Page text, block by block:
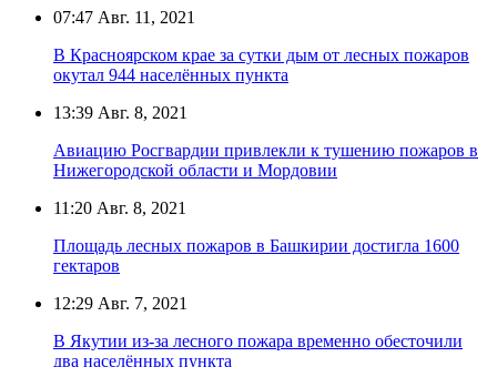
07:47 Авг. 11, 2021
В Красноярском крае за сутки дым от лесных пожаров
окутал 944 населённых пункта
13:39 Авг. 8, 2021
Авиацию Росгвардии привлекли к тушению пожаров в
Нижегородской области и Мордовии
11:20 Авг. 8, 2021
Площадь лесных пожаров в Башкирии достигла 1600
гектаров
12:29 Авг. 7, 2021
В Якутии из-за лесного пожара временно обесточили
два населённых пункта